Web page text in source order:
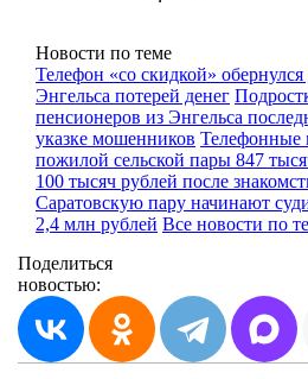
Новости по теме
Телефон «со скидкой» обернулся
Энгельса потерей денег
пенсионеров из Энгельса
указке мошенников
пожилой сельской пары 847
100 тысяч рублей после
Саратовскую пару начинают
2,4 млн рублей Все новости по
Поделиться
новостью: